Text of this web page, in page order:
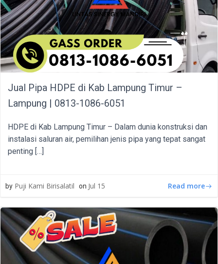
Jual Pipa HDPE di Kab Lampung Timur –
Lampung | 0813-1086-6051
HDPE di Kab Lampung Timur – Dalam dunia konstruksi dan
instalasi saluran air, pemilihan jenis pipa yang tepat sangat
penting […]
by Puji Kami Birisalatil on Jul 15 Read more